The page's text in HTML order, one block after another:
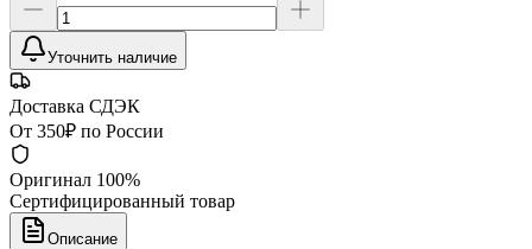
Уточнить наличие
Доставка СДЭК
От 350₽ по России
Оригинал 100%
Сертифицированный товар
Описание